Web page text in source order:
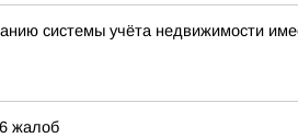
системы учёта недвижимости
жалоб